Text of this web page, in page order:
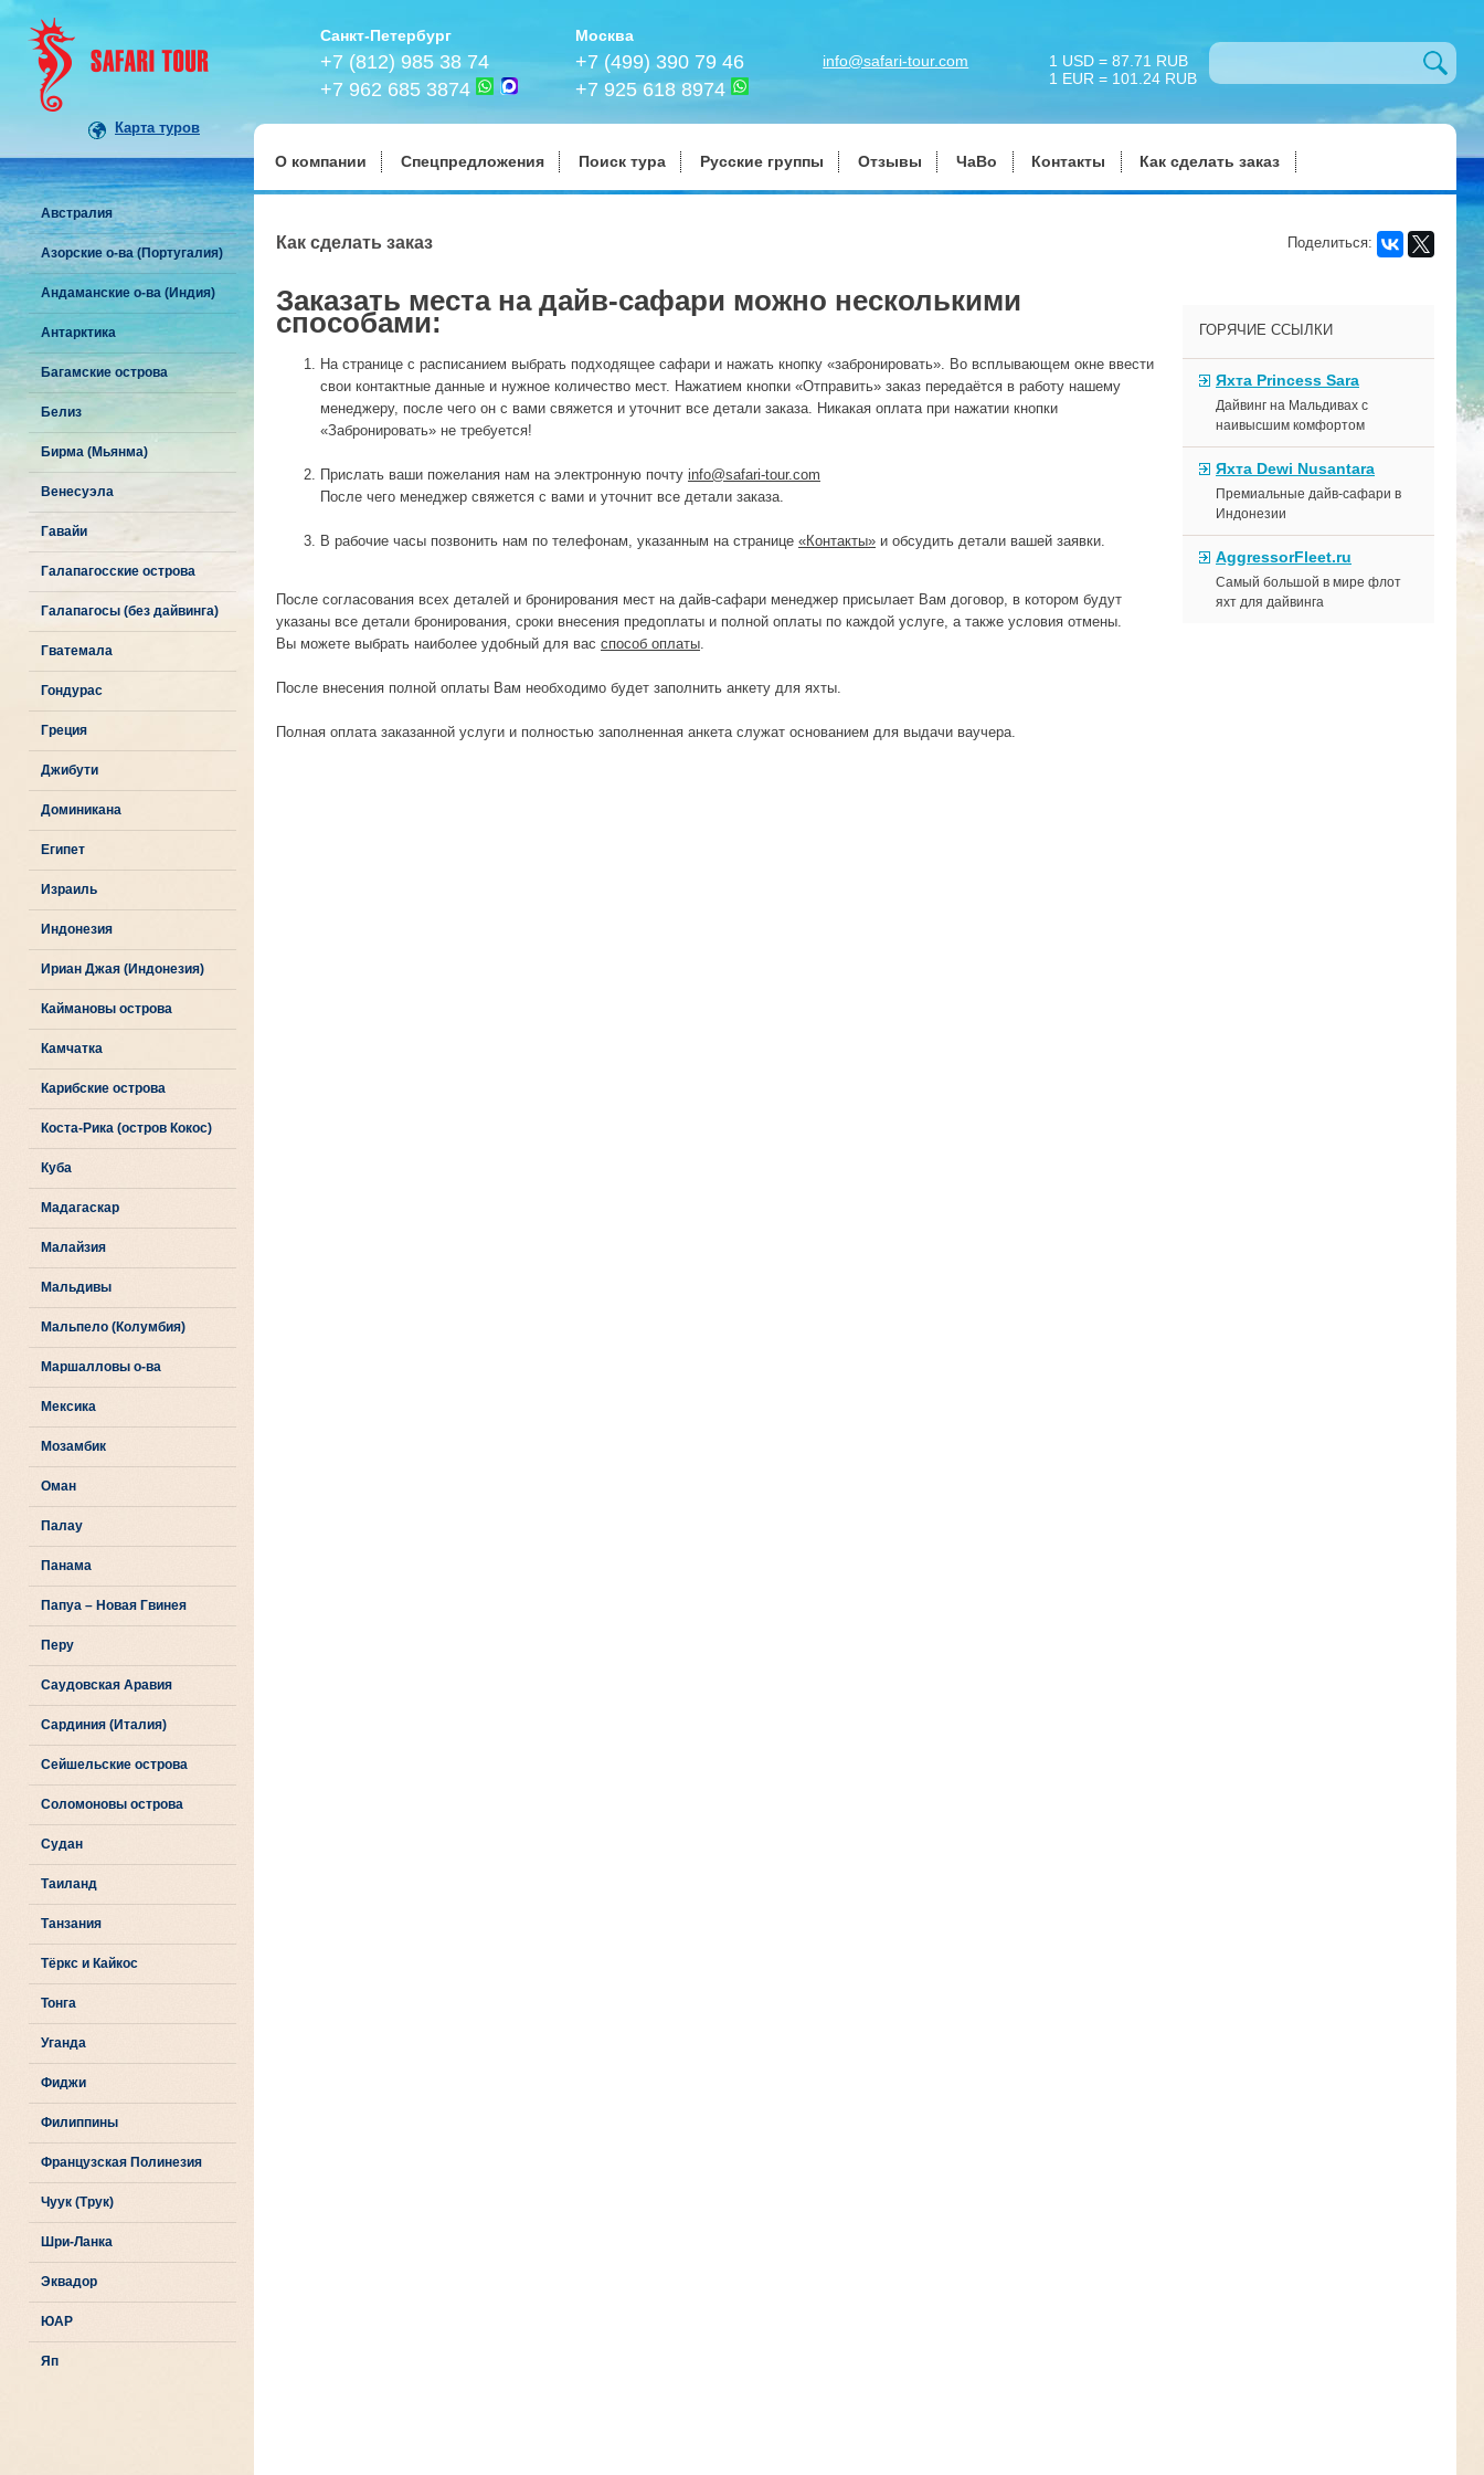
Карта туров
Санкт-Петербург
+7 (812) 985 38 74
+7 962 685 3874
Москва
+7 (499) 390 79 46
+7 925 618 8974
info@safari-tour.com
1 USD = 87.71 RUB
1 EUR = 101.24 RUB
О компании Спецпредложения Поиск тура Русские группы Отзывы ЧаВо Контакты Как сделать заказ
Австралия
Азорские о-ва (Португалия)
Андаманские о-ва (Индия)
Антарктика
Багамские острова
Белиз
Бирма (Мьянма)
Венесуэла
Гавайи
Галапагосские острова
Галапагосы (без дайвинга)
Гватемала
Гондурас
Греция
Джибути
Доминикана
Египет
Израиль
Индонезия
Ириан Джая (Индонезия)
Каймановы острова
Камчатка
Карибские острова
Коста-Рика (остров Кокос)
Куба
Мадагаскар
Малайзия
Мальдивы
Мальпело (Колумбия)
Маршалловы о-ва
Мексика
Мозамбик
Оман
Палау
Панама
Папуа – Новая Гвинея
Перу
Саудовская Аравия
Сардиния (Италия)
Сейшельские острова
Соломоновы острова
Судан
Таиланд
Танзания
Тёркс и Кайкос
Тонга
Уганда
Фиджи
Филиппины
Французская Полинезия
Чуук (Трук)
Шри-Ланка
Эквадор
ЮАР
Яп
Как сделать заказ Поделиться:
ГОРЯЧИЕ ССЫЛКИ
Яхта Princess Sara
Дайвинг на Мальдивах с
наивысшим комфортом
Яхта Dewi Nusantara
Премиальные дайв-сафари в
Индонезии
AggressorFleet.ru
Самый большой в мире флот
яхт для дайвинга
Заказать места на дайв-сафари можно несколькими
способами:
На странице с расписанием выбрать подходящее сафари и нажать кнопку «забронировать». Во всплывающем окне ввести
свои контактные данные и нужное количество мест. Нажатием кнопки «Отправить» заказ передаётся в работу нашему
менеджеру, после чего он с вами свяжется и уточнит все детали заказа. Никакая оплата при нажатии кнопки
«Забронировать» не требуется!
Прислать ваши пожелания нам на электронную почту info@safari-tour.com
После чего менеджер свяжется с вами и уточнит все детали заказа.
В рабочие часы позвонить нам по телефонам, указанным на странице «Контакты» и обсудить детали вашей заявки.
После согласования всех деталей и бронирования мест на дайв-сафари менеджер присылает Вам договор, в котором будут
указаны все детали бронирования, сроки внесения предоплаты и полной оплаты по каждой услуге, а также условия отмены
Вы можете выбрать наиболее удобный для вас способ оплаты
После внесения полной оплаты Вам необходимо будет заполнить анкету для яхты.
Полная оплата заказанной услуги и полностью заполненная анкета служат основанием для выдачи ваучера.